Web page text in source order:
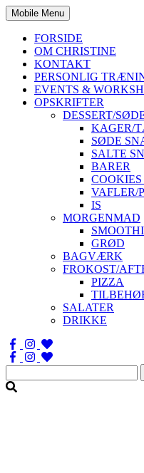
Mobile Menu
FORSIDE
OM CHRISTINE
KONTAKT
PERSONLIG
EVENTS &
OPSKRIFTER
DESSERT/
KAGER/
SØDE
SALTE
BARER
VAFLER/
IS
MORGENMAD
GRØD
BAGVÆRK
FROKOST/
PIZZA
SALATER
DRIKKE
Søg
efter: